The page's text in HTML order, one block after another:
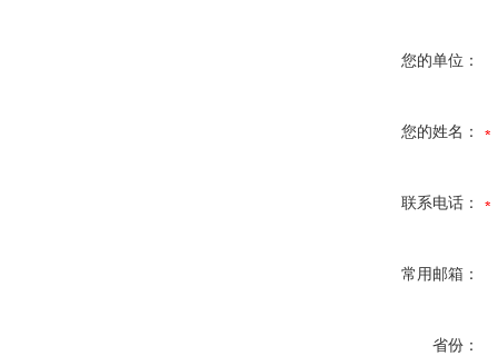
您的单位：
您的姓名：
联系电话：
常用邮箱：
省份：